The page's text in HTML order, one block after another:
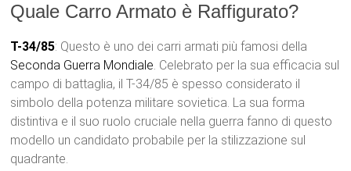
Quale Carro Armato è Raffigurato?
T-34/85: Questo è uno dei carri armati più famosi della
Seconda Guerra Mondiale. Celebrato per la sua efficacia sul
campo di battaglia, il T-34/85 è spesso considerato il
simbolo della potenza militare sovietica. La sua forma
distintiva e il suo ruolo cruciale nella guerra fanno di questo
modello un candidato probabile per la stilizzazione sul
quadrante.